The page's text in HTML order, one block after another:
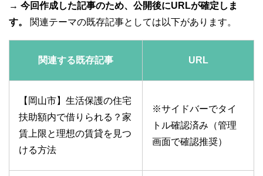
→ 今回作成した記事のため、公開後にURLが確定しま
す。
関連テーマの既存記事としては以下があります。
関連する既存記事 URL
【岡山市】生活保護の住宅
扶助額内で借りられる？家
賃上限と理想の賃貸を見つ
ける方法
※サイドバーでタイ
トル確認済み（管理
画面で確認推奨）